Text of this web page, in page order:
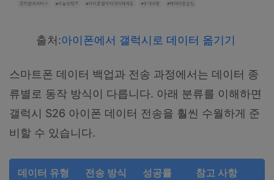
출처:아이폰에서 갤럭시로 데이터 옮기기
스마트폰 데이터 백업과 전송 과정에서는 데이터 종
류별로 동작 방식이 다릅니다. 아래 분류를 이해하면
갤럭시 S26 아이폰 데이터 전송을 훨씬 수월하게 준
비할 수 있습니다.
데이터 유형 전송 방식 성공률 참고 사항